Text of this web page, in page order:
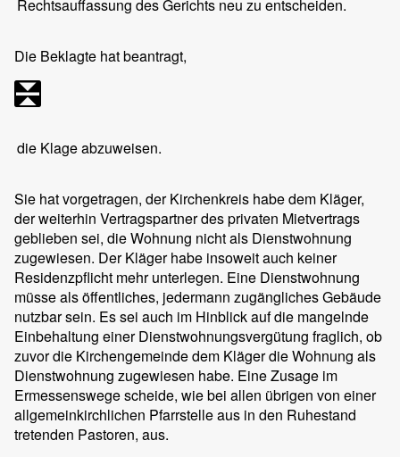
Rechtsauffassung des Gerichts neu zu entscheiden.
Die Beklagte hat beantragt,
die Klage abzuweisen.
Sie hat vorgetragen, der Kirchenkreis habe dem Kläger,
der weiterhin Vertragspartner des privaten Mietvertrags
geblieben sei, die Wohnung nicht als Dienstwohnung
zugewiesen. Der Kläger habe insoweit auch keiner
Residenzpflicht mehr unterlegen. Eine Dienstwohnung
müsse als öffentliches, jedermann zugängliches Gebäude
nutzbar sein. Es sei auch im Hinblick auf die mangelnde
Einbehaltung einer Dienstwohnungsvergütung fraglich, ob
zuvor die Kirchengemeinde dem Kläger die Wohnung als
Dienstwohnung zugewiesen habe. Eine Zusage im
Ermessenswege scheide, wie bei allen übrigen von einer
allgemeinkirchlichen Pfarrstelle aus in den Ruhestand
tretenden Pastoren, aus.